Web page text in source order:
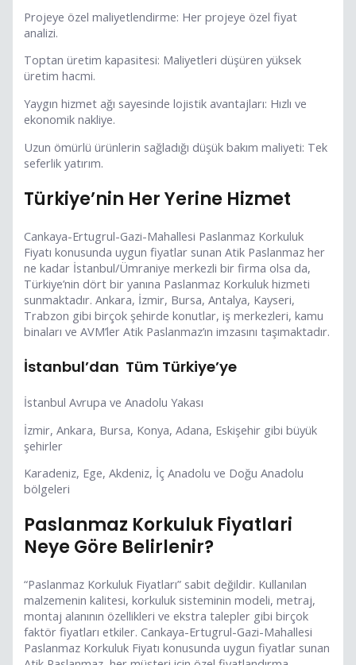
Projeye özel maliyetlendirme: Her projeye özel fiyat
analizi.
Toptan üretim kapasitesi: Maliyetleri düşüren yüksek
üretim hacmi.
Yaygın hizmet ağı sayesinde lojistik avantajları: Hızlı ve
ekonomik nakliye.
Uzun ömürlü ürünlerin sağladığı düşük bakım maliyeti: Tek
seferlik yatırım.
Türkiye’nin Her Yerine Hizmet
Cankaya-Ertugrul-Gazi-Mahallesi Paslanmaz Korkuluk
Fiyatı konusunda uygun fiyatlar sunan Atik Paslanmaz her
ne kadar İstanbul/Ümraniye merkezli bir firma olsa da,
Türkiye’nin dört bir yanına Paslanmaz Korkuluk hizmeti
sunmaktadır. Ankara, İzmir, Bursa, Antalya, Kayseri,
Trabzon gibi birçok şehirde konutlar, iş merkezleri, kamu
binaları ve AVM’ler Atik Paslanmaz’ın imzasını taşımaktadır.
İstanbul’dan Tüm Türkiye’ye
İstanbul Avrupa ve Anadolu Yakası
İzmir, Ankara, Bursa, Konya, Adana, Eskişehir gibi büyük
şehirler
Karadeniz, Ege, Akdeniz, İç Anadolu ve Doğu Anadolu
bölgeleri
Paslanmaz Korkuluk Fiyatlari
Neye Göre Belirlenir?
“Paslanmaz Korkuluk Fiyatları” sabit değildir. Kullanılan
malzemenin kalitesi, korkuluk sisteminin modeli, metraj,
montaj alanının özellikleri ve ekstra talepler gibi birçok
faktör fiyatları etkiler. Cankaya-Ertugrul-Gazi-Mahallesi
Paslanmaz Korkuluk Fiyatı konusunda uygun fiyatlar sunan